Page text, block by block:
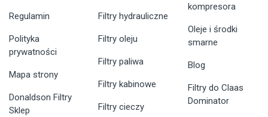
Regulamin
Polityka
prywatności
Mapa strony
Donaldson Filtry
Sklep
Filtry hydrauliczne
Filtry oleju
Filtry paliwa
Filtry kabinowe
Filtry cieczy
kompresora
Oleje i środki
smarne
Blog
Filtry do Claas
Dominator